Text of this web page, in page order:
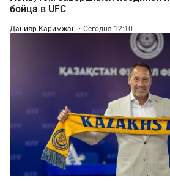
бойца в UFC
Данияр Каримжан Сегодня 12:10